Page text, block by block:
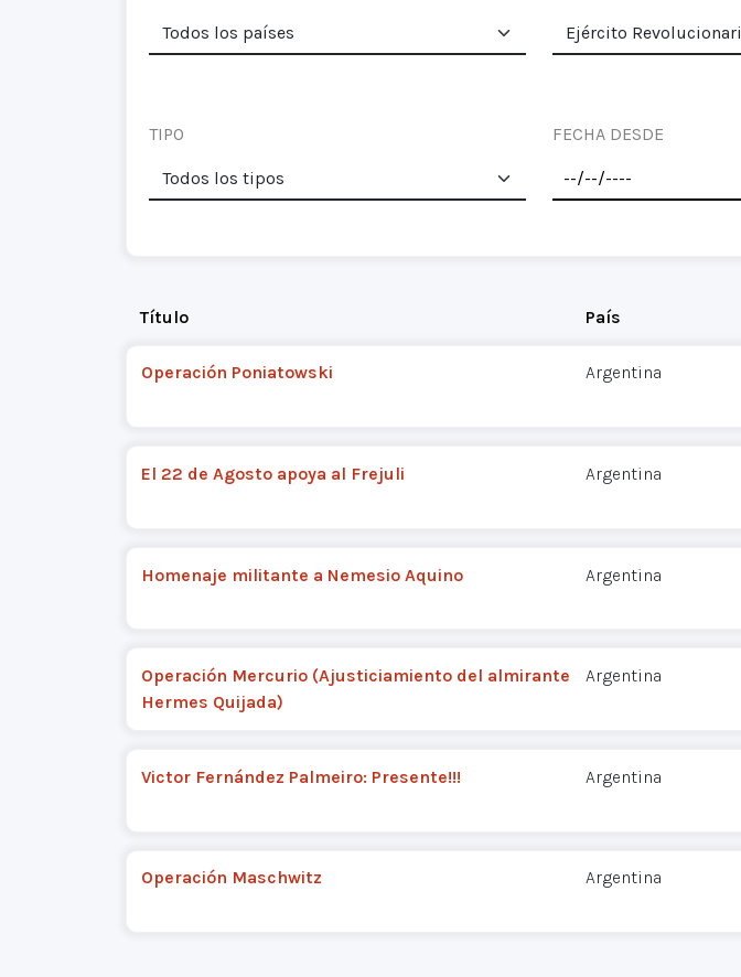
TIPO FECHA DESDE
Título País
Operación Poniatowski Argentina
El 22 de Agosto apoya al Frejuli Argentina
Homenaje militante a Nemesio Aquino Argentina
Operación Mercurio (Ajusticiamiento del almirante
Hermes Quijada)
Argentina
Victor Fernández Palmeiro: Presente!!! Argentina
Operación Maschwitz Argentina